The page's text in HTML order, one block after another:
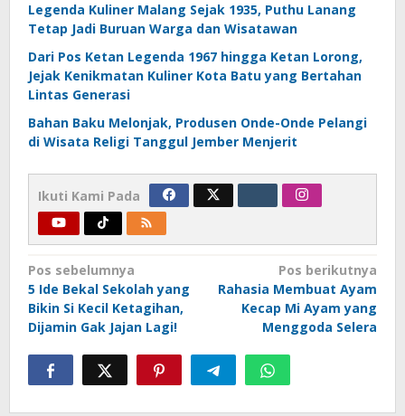
Legenda Kuliner Malang Sejak 1935, Puthu Lanang
Tetap Jadi Buruan Warga dan Wisatawan
Dari Pos Ketan Legenda 1967 hingga Ketan Lorong,
Jejak Kenikmatan Kuliner Kota Batu yang Bertahan
Lintas Generasi
Bahan Baku Melonjak, Produsen Onde-Onde Pelangi
di Wisata Religi Tanggul Jember Menjerit
Ikuti Kami Pada
Navigasi
pos
Pos sebelumnya
5 Ide Bekal Sekolah yang
Bikin Si Kecil Ketagihan,
Dijamin Gak Jajan Lagi!
Pos berikutnya
Rahasia Membuat Ayam
Kecap Mi Ayam yang
Menggoda Selera